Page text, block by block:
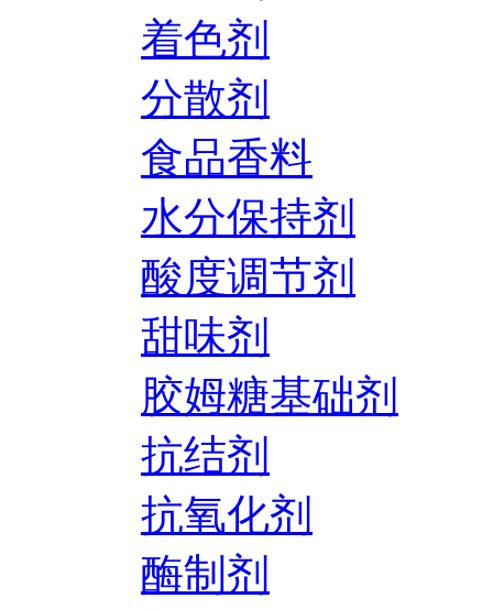
着色剂
分散剂
食品香料
水分保持剂
酸度调节剂
甜味剂
胶姆糖基础剂
抗结剂
抗氧化剂
酶制剂